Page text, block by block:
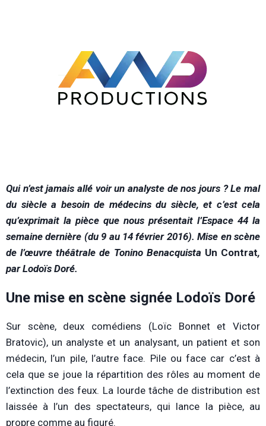
Qui n’est jamais allé voir un analyste de nos jours ? Le mal
du siècle a besoin de médecins du siècle, et c’est cela
qu’exprimait la pièce que nous présentait l’Espace 44 la
semaine dernière (du 9 au 14 février 2016). Mise en scène
de l’œuvre théâtrale de Tonino Benacquista Un Contrat,
par Lodoïs Doré.
Une mise en scène signée Lodoïs Doré
Sur scène, deux comédiens (Loïc Bonnet et Victor
Bratovic), un analyste et un analysant, un patient et son
médecin, l’un pile, l’autre face. Pile ou face car c’est à
cela que se joue la répartition des rôles au moment de
l’extinction des feux. La lourde tâche de distribution est
laissée à l’un des spectateurs, qui lance la pièce, au
propre comme au figuré.